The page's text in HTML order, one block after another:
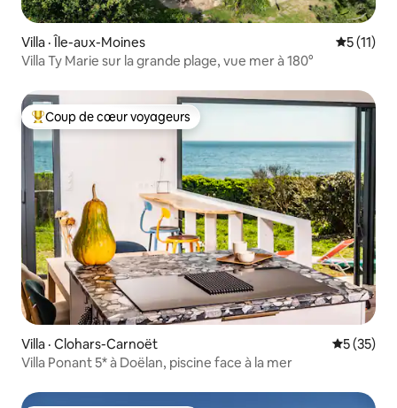
Villa · Île-aux-Moines Note
5 (11)
Villa Ty Marie sur la grande plage, vue mer à 180°
Coup de cœur voyageurs parmi les plus aimés
Coup de cœur voyageurs
Villa · Clohars-Carnoët Note
5 (35)
Villa Ponant 5* à Doëlan, piscine face à la mer